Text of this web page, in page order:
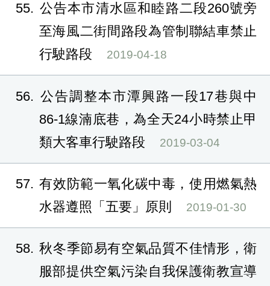
55
公告本市清水區和睦路二段260號旁
至海風二街間路段為管制聯結車禁止
行駛路段
2019-04-18
56
公告調整本市潭興路一段17巷與中
86-1線湳底巷，為全天24小時禁止甲
類大客車行駛路段
2019-03-04
57 有效防範一氧化碳中毒，使用燃氣熱
水器遵照「五要」原則
2019-01-30
58 秋冬季節易有空氣品質不佳情形，衛
服部提供空氣污染自我保護衛教宣導